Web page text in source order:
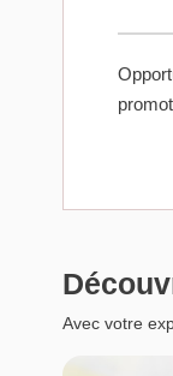
Avec votre